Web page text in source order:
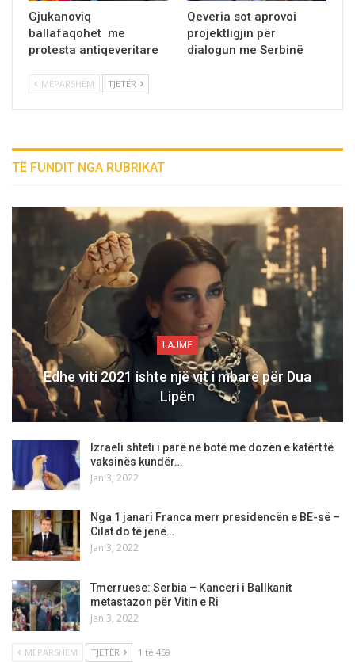
Gjukanoviq
ballafaqohet me
protesta antiqeveritare
Qeveria sot aprovoi
projektligjin për
dialogun me Serbinë
MËPARSHËM TJETËR
TË FUNDIT NGA RUBRIKAT
LAJME
Edhe viti 2021 ishte një vit i mbarë për Dua
Lipën
Izraeli shteti i parë në botë me dozën e katërt të
vaksinës kundër…
Jan 3, 2022
Nga 1 janari Franca merr presidencën e BE-së –
Cilat do të jenë…
Jan 3, 2022
Tmerruese: Serbia – Kanceri i Ballkanit
metastazon për Vitin e Ri
Jan 3, 2022
MËPARSHËM TJETËR 1 të 459